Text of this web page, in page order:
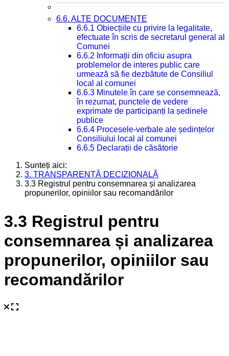
6.6. ALTE DOCUMENTE
6.6.1 Obiecțiile cu privire la legalitate,
efectuate în scris de secretarul general al
Comunei
6.6.2 Informații din oficiu asupra
problemelor de interes public care
urmează să fie dezbătute de Consiliul
local al comunei
6.6.3 Minutele în care se consemnează,
în rezumat, punctele de vedere
exprimate de participanți la ședinele
publice
6.6.4 Procesele-verbale ale ședințelor
Consiliului local al comunei
6.6.5 Declarații de căsătorie
Sunteți aici:
3. TRANSPARENȚĂ DECIZIONALĂ
3.3 Registrul pentru consemnarea și analizarea
propunerilor, opiniilor sau recomandărilor
3.3 Registrul pentru
consemnarea și analizarea
propunerilor, opiniilor sau
recomandărilor